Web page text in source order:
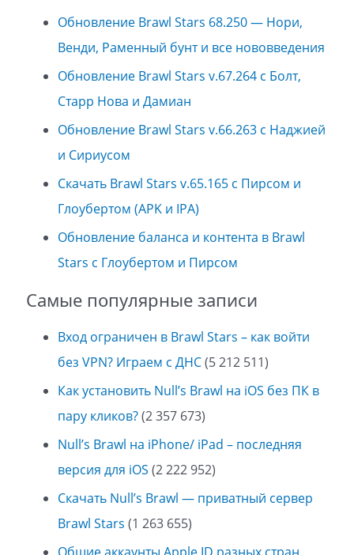
Обновление Brawl Stars 68.250 — Нори,
Венди, Раменный бунт и все нововведения
Обновление Brawl Stars v.67.264 с Болт,
Старр Нова и Дамиан
Обновление Brawl Stars v.66.263 с Наджией
и Сириусом
Скачать Brawl Stars v.65.165 с Пирсом и
Глоубертом (APK и IPA)
Обновление баланса и контента в Brawl
Stars с Глоубертом и Пирсом
Самые популярные записи
Вход ограничен в Brawl Stars – как войти
без VPN? Играем с ДНС(5 212 511)
Как установить Null’s Brawl на iOS без ПК в
пару кликов?(2 357 673)
Null’s Brawl на iPhone/ iPad – последняя
версия для iOS (2 222 952)
Скачать Null’s Brawl — приватный сервер
Brawl Stars (1 263 655)